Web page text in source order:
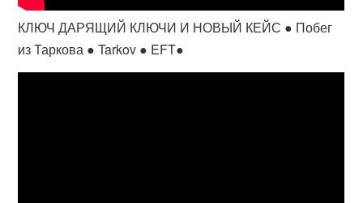
КЛЮЧ ДАРЯЩИЙ КЛЮЧИ И НОВЫЙ КЕЙС ● Побег
из Таркова ● Tarkov ● EFT●